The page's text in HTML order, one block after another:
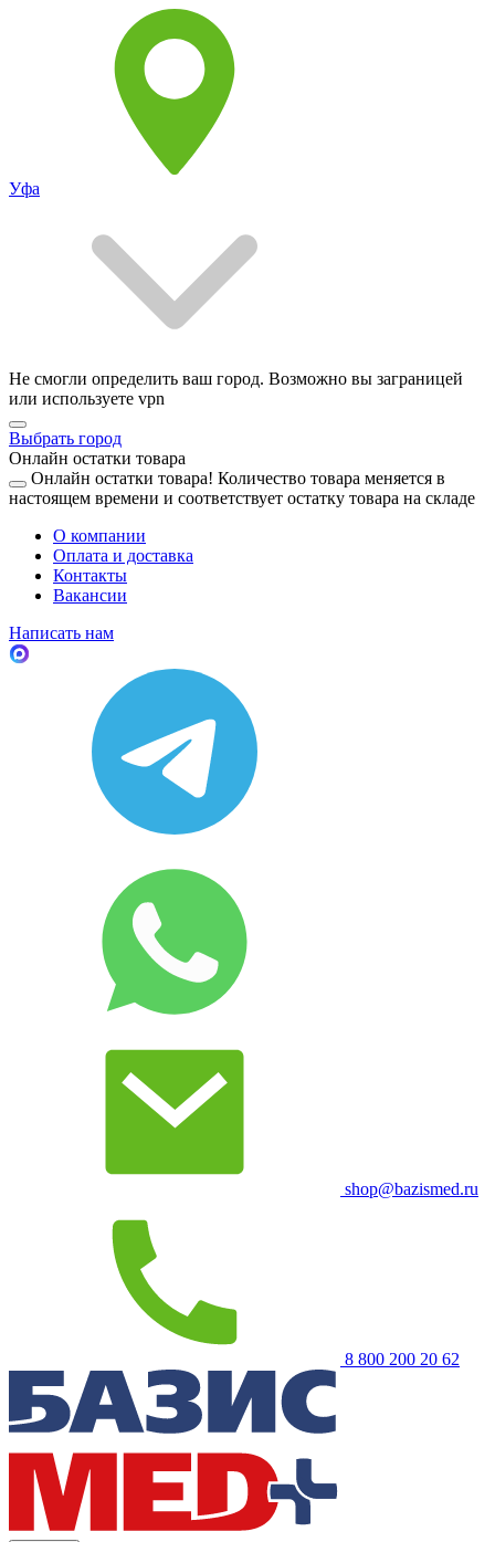
Уфа
Не смогли определить ваш город. Возможно вы заграницей
или используете vpn
Выбрать город
Онлайн остатки товара
Онлайн остатки товара! Количество товара меняется в
настоящем времени и соответствует остатку товара на складе
О компании
Оплата и доставка
Контакты
Вакансии
Написать нам
shop@bazismed.ru
8 800 200 20 62